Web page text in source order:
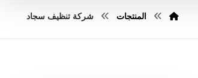
المنتجات شركة تنظيف سجاد